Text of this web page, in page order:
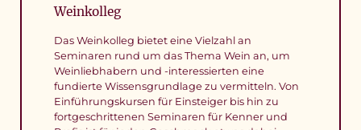
Weinkolleg
Das Weinkolleg bietet eine Vielzahl an
Seminaren rund um das Thema Wein an, um
Weinliebhabern und -interessierten eine
fundierte Wissensgrundlage zu vermitteln. Von
Einführungskursen für Einsteiger bis hin zu
fortgeschrittenen Seminaren für Kenner und